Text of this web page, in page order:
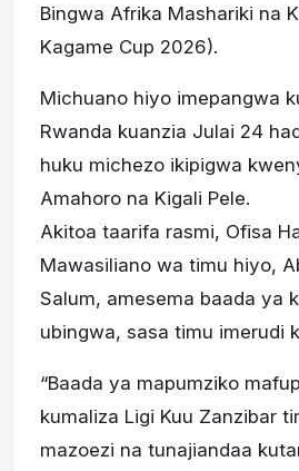
Bingwa Afrika Mashariki na
Kagame Cup 2026).
Michuano hiyo imepangwa
Rwanda kuanzia Julai 24
huku michezo ikipigwa
Amahoro na Kigali Pele.
Akitoa taarifa rasmi, Ofisa
Mawasiliano wa timu hiyo,
Salum, amesema baada ya
ubingwa, sasa timu imerudi
“Baada ya mapumziko
kumaliza Ligi Kuu Zanzibar
mazoezi na tunajiandaa